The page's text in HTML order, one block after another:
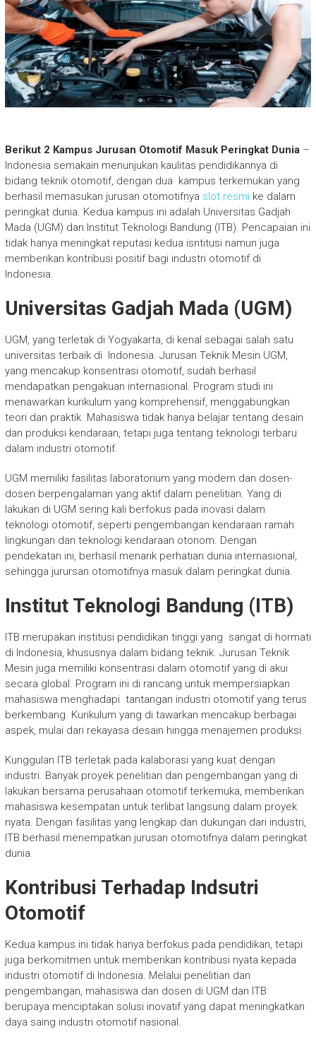
Berikut 2 Kampus Jurusan Otomotif Masuk Peringkat Dunia–
Indonesia semakain menunjukan kaulitas pendidikannya di
bidang teknik otomotif, dengan dua kampus terkemukan yang
berhasil memasukan jurusan otomotifnya slot resmike dalam
peringkat dunia. Kedua kampus ini adalah Universitas Gadjah
Mada (UGM) dan Institut Teknologi Bandung (ITB). Pencapaian ini
tidak hanya meningkat reputasi kedua isntitusi namun juga
memberikan kontribusi positif bagi industri otomotif di
Indonesia.
Universitas Gadjah Mada (UGM)
UGM, yang terletak di Yogyakarta, di kenal sebagai salah satu
universitas terbaik di Indonesia. Jurusan Teknik Mesin UGM,
yang mencakup konsentrasi otomotif, sudah berhasil
mendapatkan pengakuan internasional. Program studi ini
menawarkan kurikulum yang komprehensif, menggabungkan
teori dan praktik. Mahasiswa tidak hanya belajar tentang desain
dan produksi kendaraan, tetapi juga tentang teknologi terbaru
dalam industri otomotif.
UGM memiliki fasilitas laboratorium yang modern dan dosen-
dosen berpengalaman yang aktif dalam penelitian. Yang di
lakukan di UGM sering kali berfokus pada inovasi dalam
teknologi otomotif, seperti pengembangan kendaraan ramah
lingkungan dan teknologi kendaraan otonom. Dengan
pendekatan ini, berhasil menarik perhatian dunia internasional,
sehingga jurursan otomotifnya masuk dalam peringkat dunia.
Institut Teknologi Bandung (ITB)
ITB merupakan institusi pendidikan tinggi yang sangat di hormati
di Indonesia, khususnya dalam bidang teknik. Jurusan Teknik
Mesin juga memiliki konsentrasi dalam otomotif yang di akui
secara global. Program ini di rancang untuk mempersiapkan
mahasiswa menghadapi tantangan industri otomotif yang terus
berkembang. Kurikulum yang di tawarkan mencakup berbagai
aspek, mulai dari rekayasa desain hingga menajemen produksi.
Kunggulan ITB terletak pada kalaborasi yang kuat dengan
industri. Banyak proyek penelitian dan pengembangan yang di
lakukan bersama perusahaan otomotif terkemuka, memberikan
mahasiswa kesempatan untuk terlibat langsung dalam proyek
nyata. Dengan fasilitas yang lengkap dan dukungan dari industri,
ITB berhasil menempatkan jurusan otomotifnya dalam peringkat
dunia.
Kontribusi Terhadap Indsutri
Otomotif
Kedua kampus ini tidak hanya berfokus pada pendidikan, tetapi
juga berkomitmen untuk memberikan kontribusi nyata kepada
industri otomotif di Indonesia. Melalui penelitian dan
pengembangan, mahasiswa dan dosen di UGM dan ITB
berupaya menciptakan solusi inovatif yang dapat meningkatkan
daya saing industri otomotif nasional.